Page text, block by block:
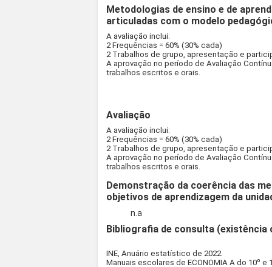
Metodologias de ensino e de
articuladas com o modelo
A avaliação inclui:
2 Frequências = 60% (30% cada)
2 Trabalhos de grupo, apresentação e
A aprovação no período de Avaliação
trabalhos escritos e orais.
Avaliação
A avaliação inclui:
2 Frequências = 60% (30% cada)
2 Trabalhos de grupo, apresentação e
A aprovação no período de Avaliação
trabalhos escritos e orais.
Demonstração da coerência das
objetivos de aprendizagem da
n.a
Bibliografia de consulta
INE, Anuário estatístico de 2022.
Manuais escolares de ECONOMIA A do 10º